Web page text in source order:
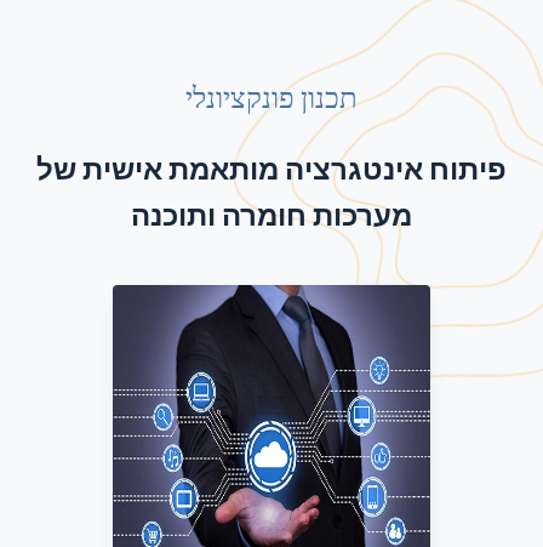
תכנון פונקציונלי
פיתוח אינטגרציה מותאמת אישית של
מערכות חומרה ותוכנה